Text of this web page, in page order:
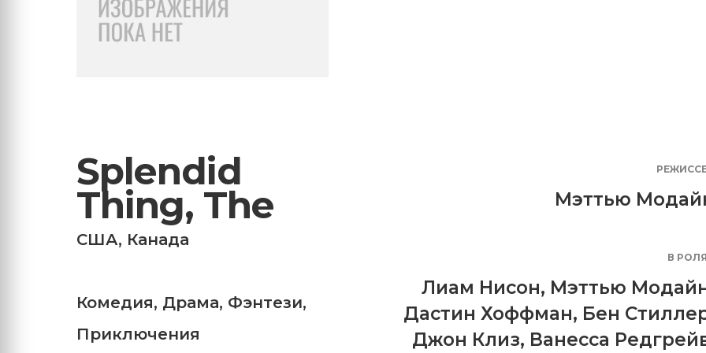
Splendid
Thing, The
США, Канада
Комедия, Драма, Фэнтези,
Приключения
Мэттью
В
Лиам Нисон, Мэттью
Дастин Хоффман, Бен
Джон Клиз, Ванесса